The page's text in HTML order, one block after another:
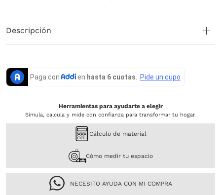
Descripción
Herramientas para ayudarte a elegir
Simula, calcula y mide con confianza para transformar tu hogar.
Cálculo de material
Cómo medir tu espacio
NECESITO AYUDA CON MI COMPRA